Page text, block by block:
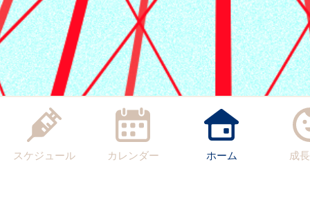
スケジュール カレンダー ホーム 成